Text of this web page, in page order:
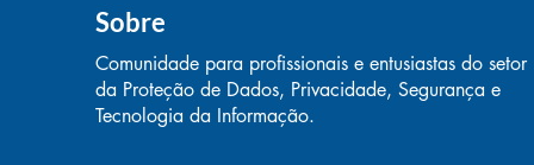
Sobre
Comunidade para profissionais e entusiastas do setor
da Proteção de Dados, Privacidade, Segurança e
Tecnologia da Informação.